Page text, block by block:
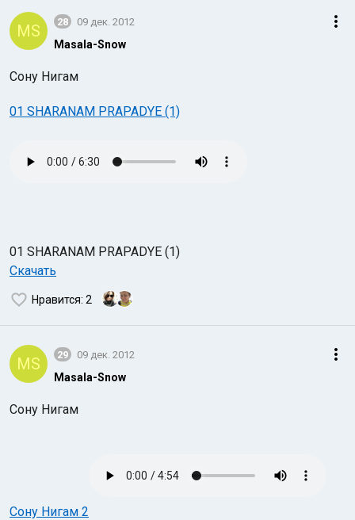
MS 28 09 дек. 2012
Masala-Snow
Сону Нигам
01 SHARANAM PRAPADYE (1)
01 SHARANAM PRAPADYE (1)
Скачать
Нравится: 2
MS 29 09 дек. 2012
Masala-Snow
Сону Нигам
Сону Нигам 2